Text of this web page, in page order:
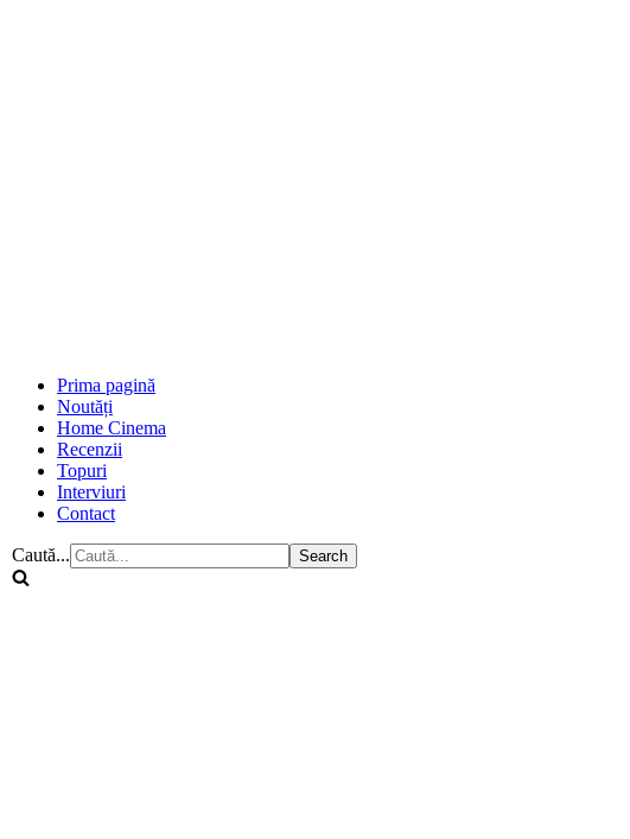
Prima pagină
Noutăți
Home Cinema
Recenzii
Topuri
Interviuri
Contact
Caută...